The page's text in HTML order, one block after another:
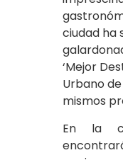
ciudad ha
‘Mejor
Urbano
mismos
En la